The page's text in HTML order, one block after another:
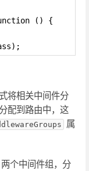
() {
将相关中间件分
配到路由中，这
属
两个中间件组，分